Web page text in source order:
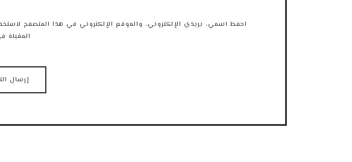
احفظ اسمي، بريدي الإلكتروني، والموقع الإلكتروني في هذا المتصفح
المقبلة